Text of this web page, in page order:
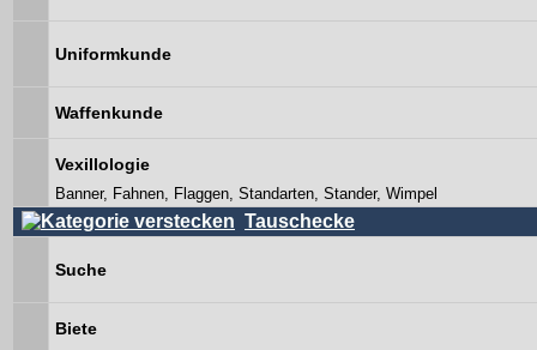
Uniformkunde
Waffenkunde
Vexillologie
Banner, Fahnen, Flaggen, Standarten, Stander, Wimpel
Tauschecke
Suche
Biete